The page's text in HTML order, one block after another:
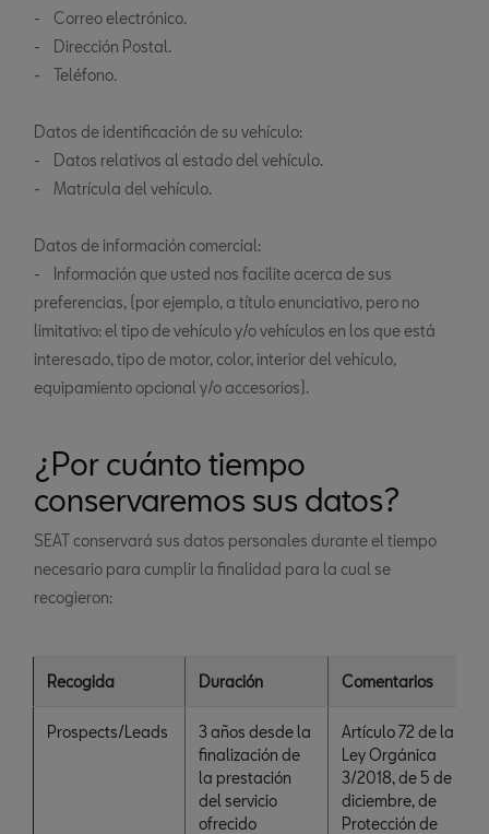
- Correo electrónico.
- Dirección Postal.
- Teléfono.
Datos de identificación de su vehículo:
- Datos relativos al estado del vehículo.
- Matrícula del vehículo.
Datos de información comercial:
- Información que usted nos facilite acerca de sus
preferencias, (por ejemplo, a título enunciativo, pero no
limitativo: el tipo de vehículo y/o vehículos en los que está
interesado, tipo de motor, color, interior del vehículo,
equipamiento opcional y/o accesorios).
¿Por cuánto tiempo
conservaremos sus datos?
SEAT conservará sus datos personales durante el tiempo
necesario para cumplir la finalidad para la cual se
recogieron:
Recogida Duración Comentarios
Prospects/Leads
3 años desde la
finalización de
la prestación
del servicio
ofrecido
Artículo 72 de la
Ley Orgánica
3/2018, de 5 de
diciembre, de
Protección de